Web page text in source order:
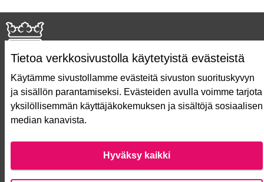
Tietoa verkkosivustolla käytetyistä evästeistä
Käytämme sivustollamme evästeitä sivuston suorituskyvyn
ja sisällön parantamiseksi. Evästeiden avulla voimme tarjota
yksilöllisemmän käyttäjäkokemuksen ja sisältöjä sosiaalisen
median kanavista.
Hyväksy kaikki
Näin äänestät Asukasbudjetissa
Asukasbudjetin vaiheet
Usein kysytyt kysymykset
Saavutettavuusseloste
Lataa avoimet datatiedostot